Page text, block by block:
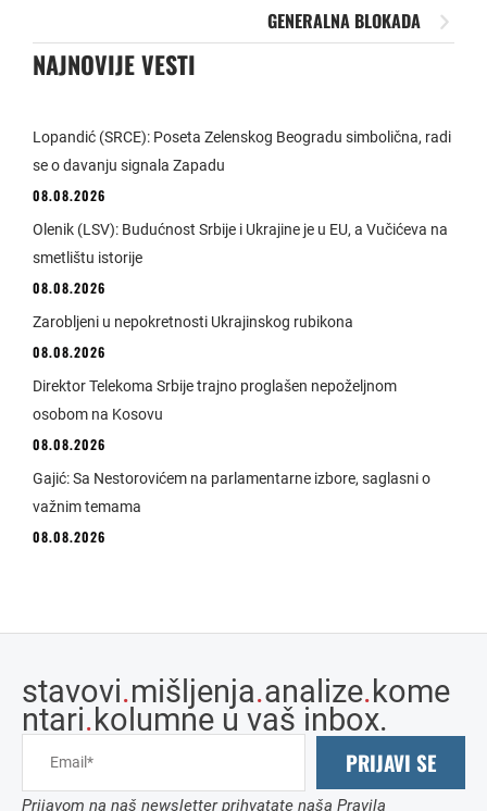
GENERALNA BLOKADA
NAJNOVIJE VESTI
Lopandić (SRCE): Poseta Zelenskog Beogradu simbolična, radi
se o davanju signala Zapadu
08.08.2026
Olenik (LSV): Budućnost Srbije i Ukrajine je u EU, a Vučićeva na
smetlištu istorije
08.08.2026
Zarobljeni u nepokretnosti Ukrajinskog rubikona
08.08.2026
Direktor Telekoma Srbije trajno proglašen nepoželjnom
osobom na Kosovu
08.08.2026
Gajić: Sa Nestorovićem na parlamentarne izbore, saglasni o
važnim temama
08.08.2026
stavovi.mišljenja.analize.kome
ntari.kolumne u vaš inbox.
PRIJAVI SE
Prijavom na naš newsletter prihvatate naša Pravila